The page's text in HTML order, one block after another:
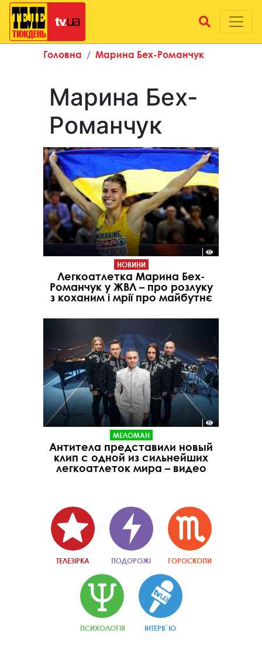
Головна Марина Бех-Романчук
Марина Бех-
Романчук
НОВИНИ
Легкоатлетка Марина Бех-
Романчук у ЖВЛ – про розлуку
з коханим і мрії про майбутнє
МЕЛОМАН
Антитела представили новый
клип с одной из сильнейших
легкоатлеток мира – видео
ТЕЛЕЗІРКА ПОДОРОЖІ ГОРОСКОПИ
ПСИХОЛОГІЯ ІНТЕРВ`Ю